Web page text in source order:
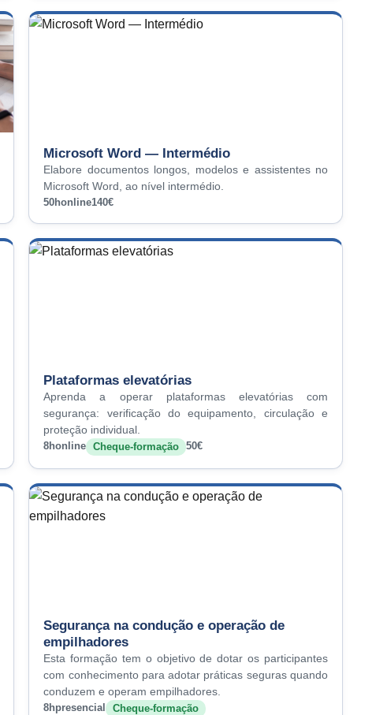
Microsoft Word — Intermédio
Elabore documentos longos, modelos e assistentes no
Microsoft Word, ao nível intermédio.
50honline140€
Plataformas elevatórias
Aprenda a operar plataformas elevatórias com
segurança: verificação do equipamento, circulação e
proteção individual.
8honline Cheque-formação 50€
Segurança na condução e operação de
empilhadores
Esta formação tem o objetivo de dotar os participantes
com conhecimento para adotar práticas seguras quando
conduzem e operam empilhadores.
8hpresencial Cheque-formação